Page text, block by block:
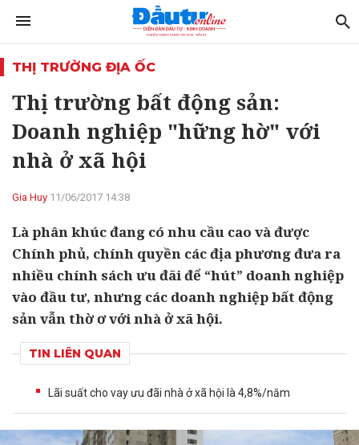
THỊ TRƯỜNG ĐỊA ỐC
Thị trường bất động sản:
Doanh nghiệp "hững hờ" với
nhà ở xã hội
Gia Huy 11/06/2017 14:38
Là phân khúc đang có nhu cầu cao và được
Chính phủ, chính quyền các địa phương đưa ra
nhiều chính sách ưu đãi để “hút” doanh nghiệp
vào đầu tư, nhưng các doanh nghiệp bất động
sản vẫn thờ ơ với nhà ở xã hội.
TIN LIÊN QUAN
Lãi suất cho vay ưu đãi nhà ở xã hội là 4,8%/năm